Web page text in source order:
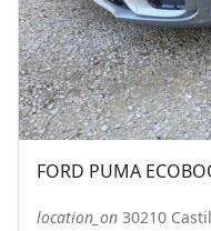
location_on 30210